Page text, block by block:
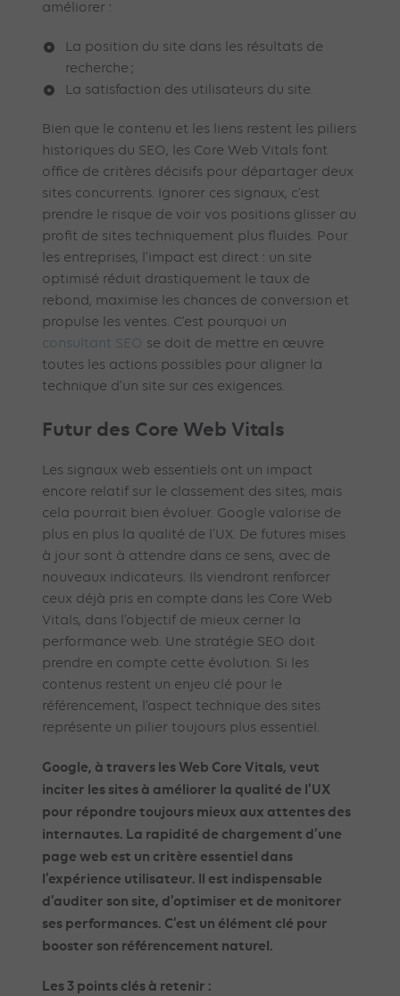
améliorer :
La position du site dans les résultats de
recherche ;
La satisfaction des utilisateurs du site.
Bien que le contenu et les liens restent les piliers
historiques du SEO, les Core Web Vitals font
office de critères décisifs pour départager deux
sites concurrents. Ignorer ces signaux, c’est
prendre le risque de voir vos positions glisser au
profit de sites techniquement plus fluides. Pour
les entreprises, l’impact est direct : un site
optimisé réduit drastiquement le taux de
rebond, maximise les chances de conversion et
propulse les ventes. C’est pourquoi un
consultant SEO se doit de mettre en œuvre
toutes les actions possibles pour aligner la
technique d’un site sur ces exigences.
Futur des Core Web Vitals
Les signaux web essentiels ont un impact
encore relatif sur le classement des sites, mais
cela pourrait bien évoluer. Google valorise de
plus en plus la qualité de l’UX. De futures mises
à jour sont à attendre dans ce sens, avec de
nouveaux indicateurs. Ils viendront renforcer
ceux déjà pris en compte dans les Core Web
Vitals, dans l’objectif de mieux cerner la
performance web. Une stratégie SEO doit
prendre en compte cette évolution. Si les
contenus restent un enjeu clé pour le
référencement, l’aspect technique des sites
représente un pilier toujours plus essentiel.
Google, à travers les Web Core Vitals, veut
inciter les sites à améliorer la qualité de l’UX
pour répondre toujours mieux aux attentes des
internautes. La rapidité de chargement d’une
page web est un critère essentiel dans
l’expérience utilisateur. Il est indispensable
d’auditer son site, d’optimiser et de monitorer
ses performances. C’est un élément clé pour
booster son référencement naturel.
Les 3 points clés à retenir :